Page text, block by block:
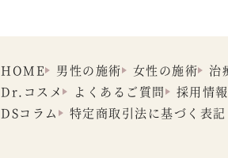
HOME 男性の施術 女性の施術 治
Dr.コスメ
よくあるご質問 採用情報
DSコラム
特定商取引法に基づく表記